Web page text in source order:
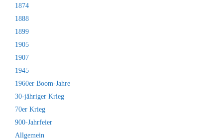
1874
1888
1899
1905
1907
1945
1960er Boom-Jahre
30-jähriger Krieg
70er Krieg
900-Jahrfeier
Allgemein